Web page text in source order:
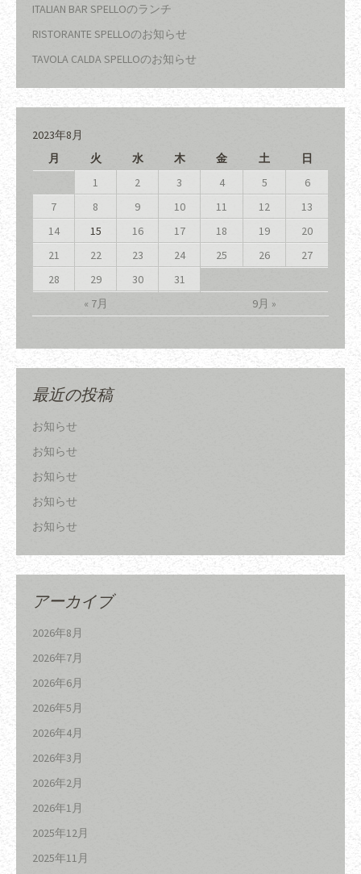
ITALIAN BAR SPELLOのランチ
RISTORANTE SPELLOのお知らせ
TAVOLA CALDA SPELLOのお知らせ
2023年8月
月
火 水 木 金 土 日
« 7月 9月 »
1 2 3 4 5
6
7
8 9 10 11 12
13
14
15 16 17 18 19
20
21
22 23 24 25 26
27
28
29 30 31
最近の投稿
お知らせ
お知らせ
お知らせ
お知らせ
お知らせ
アーカイブ
2026年8月
2026年7月
2026年6月
2026年5月
2026年4月
2026年3月
2026年2月
2026年1月
2025年12月
2025年11月